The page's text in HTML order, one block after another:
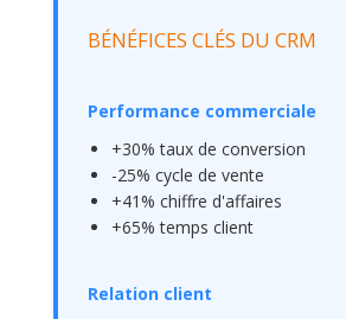
BÉNÉFICES CLÉS DU CRM
Performance commerciale
+30% taux de conversion
-25% cycle de vente
+41% chiffre d'affaires
+65% temps client
Relation client